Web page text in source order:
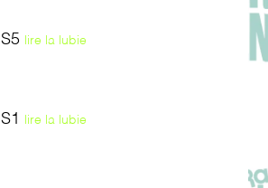
S5 lire la lubie
S1 lire la lubie